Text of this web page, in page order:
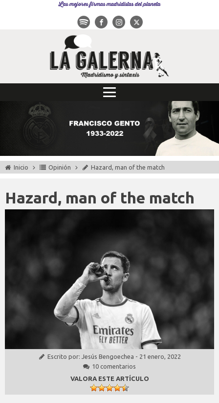
Las mejores firmas madridistas del planeta
Inicio Opinión Hazard, man of the match
Hazard, man of the match
Escrito por: Jesús Bengoechea - 21 enero, 2022
10 comentarios
VALORA ESTE ARTÍCULO